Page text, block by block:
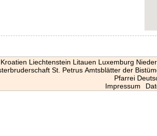
Kroatien Liechtenstein Litauen Luxemburg
St. Petrus Amtsblätter der
Pfarrei
Impressum